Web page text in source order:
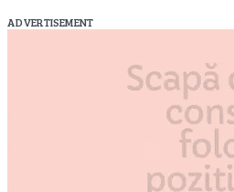
ADVERTISEMENT